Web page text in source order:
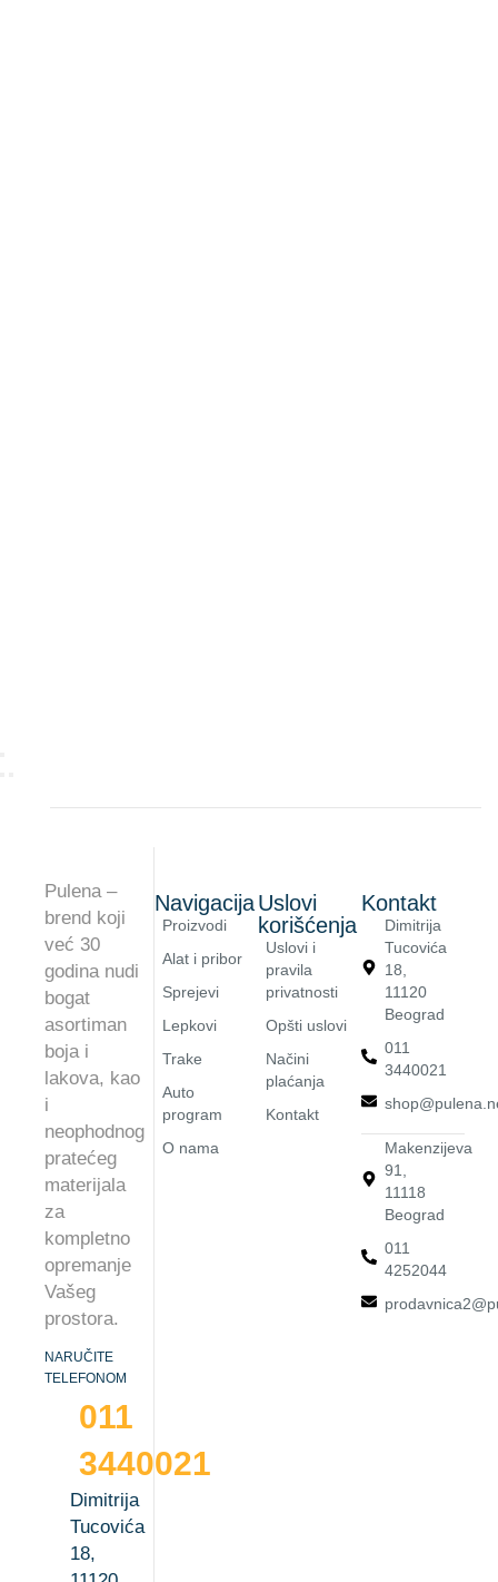
Pulena –
brend koji
već 30
godina nudi
bogat
asortiman
boja i
lakova, kao
i
neophodnog
pratećeg
materijala
za
kompletno
opremanje
Vašeg
prostora.
NARUČITE
TELEFONOM
011
3440021
Dimitrija
Tucovića
18,
Navigacija
Proizvodi
Alat i pribor
Sprejevi
Lepkovi
Trake
Auto
program
O nama
Uslovi
korišćenja
Uslovi i
pravila
privatnosti
Opšti uslovi
Načini
plaćanja
Kontakt
Kontakt
Dimitrija
Tucovića
18,
11120
Beograd
011
3440021
Makenzijeva
91,
11118
Beograd
011
4252044